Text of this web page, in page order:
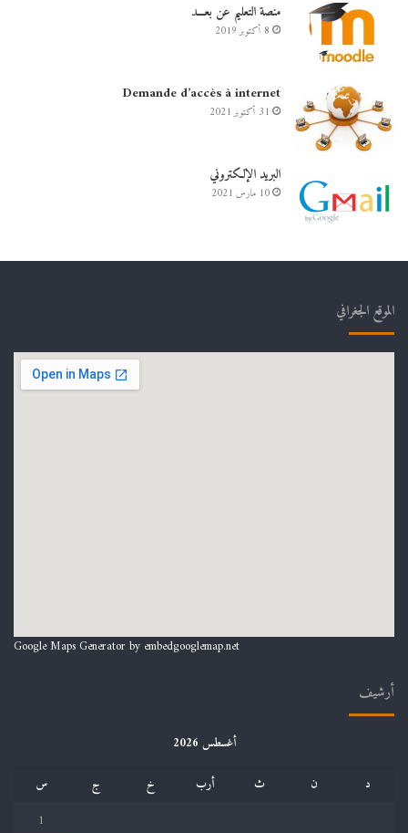
منصة التعليم عن بعـــد
8 أكتوبر 2019
Demande d’accès à internet
31 أكتوبر 2021
البريد الإلكتروني
10 مارس 2021
الموقع الجغرافي
Google Maps Generator by embedgooglemap.net
أرشيف
أغسطس 2026
د
ن ث أرب خ ج
س
1